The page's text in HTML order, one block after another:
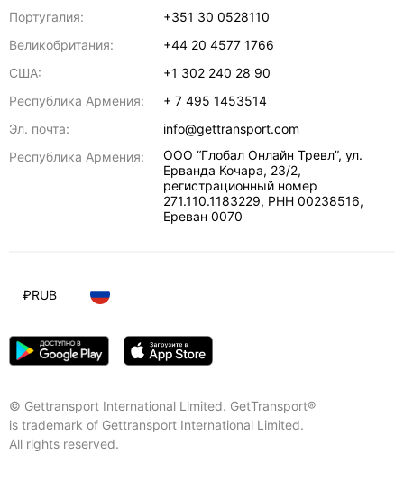
Португалия:
+351 30 0528110
Великобритания:
+44 20 4577 1766
США:
+1 302 240 28 90
Республика Армения:
+ 7 495 1453514
Эл. почта:
info@gettransport.com
Республика Армения:
ООО “Глобал Онлайн Тревл”, ул.
Ерванда Кочара, 23/2,
регистрационный номер
271.110.1183229, РНН 00238516,
Ереван 0070
© Gettransport International Limited. GetTransport®
is trademark of Gettransport International Limited.
All rights reserved.
₽RUB